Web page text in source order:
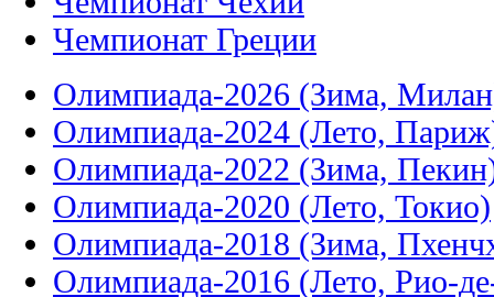
Чемпионат Греции
Олимпиада-2026 (Зима,
Олимпиада-2024 (Лето,
Олимпиада-2022 (Зима,
Олимпиада-2020 (Лето, Токио)
Олимпиада-2018 (Зима,
Олимпиада-2016 (Лето, Рио-